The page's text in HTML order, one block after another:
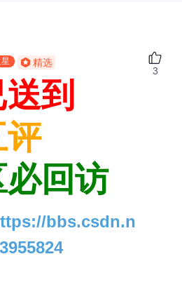
精选
到
回访
bbs.csdn.n
3